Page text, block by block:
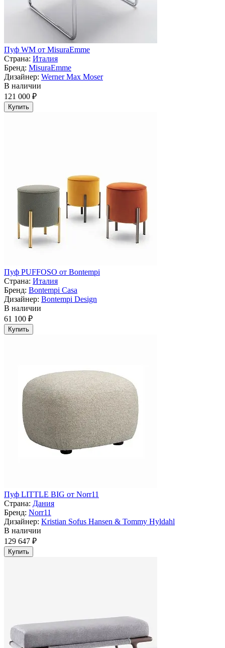
Пуф WM от MisuraEmme
Страна: Италия
Бренд: MisuraEmme
Дизайнер: Werner Max Moser
В наличии
121 000 ₽
Купить
Пуф PUFFOSO от Bontempi
Страна: Италия
Бренд: Bontempi Casa
Дизайнер: Bontempi Design
В наличии
61 100 ₽
Купить
Пуф LITTLE BIG от Norr11
Страна: Дания
Бренд: Norr11
Дизайнер: Kristian Sofus Hansen & Tommy Hyldahl
В наличии
129 647 ₽
Купить